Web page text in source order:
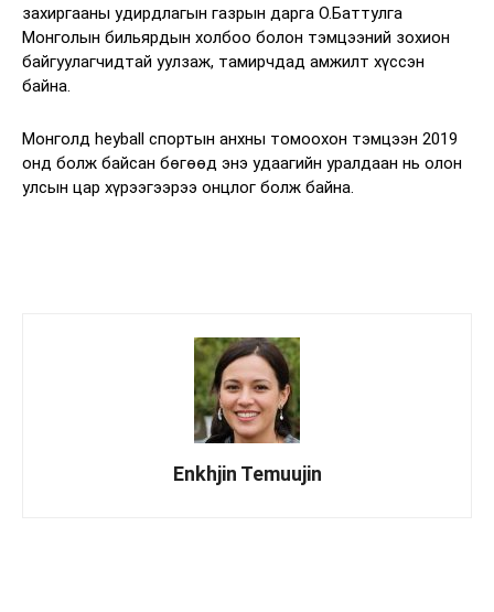
захиргааны удирдлагын газрын дарга О.Баттулга
Монголын бильярдын холбоо болон тэмцээний зохион
байгуулагчидтай уулзаж, тамирчдад амжилт хүссэн
байна.
Монголд heyball спортын анхны томоохон тэмцээн 2019
онд болж байсан бөгөөд энэ удаагийн уралдаан нь олон
улсын цар хүрээгээрээ онцлог болж байна.
Enkhjin Temuujin